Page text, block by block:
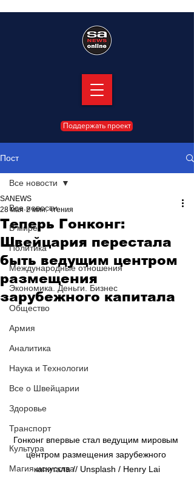
Поддержать проект
Пост
Все новости
В мире
Политика
Международные отношения
Экономика. Деньги. Бизнес
Общество
Армия
Аналитика
Наука и Технологии
Все о Швейцарии
Здоровье
Транспорт
Культура
Магия искусства
Все новости
Теперь Гонконг:
Швейцария перестала
быть ведущим центром
размещения
зарубежного капитала
SANEWS
28 мая 2 мин. чтения
Гонконг впервые стал ведущим мировым
центром размещения зарубежного
капитала // Unsplash / Henry Lai